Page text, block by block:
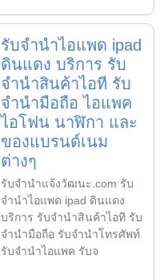
รับจำนำไอแพด ipad
ดินแดง บริการ รับ
จำนำสินค้าไอที รับ
จำนำมือถือ ไอแพค
ไอโฟน นาฬิกา และ
ของแบรนด์เนม
ต่างๆ
รับจํานําแจ้งวัฒนะ.com รับ
จำนำไอแพด ipad ดินแดง
บริการ รับจำนำสินค้าไอที รับ
จำนำมือถือ รับจำนำโทรศัพท์
รับจำนำไอแพค รับจ